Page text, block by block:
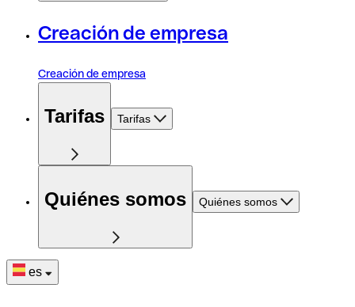
Creación de empresa
Creación de empresa
Tarifas Tarifas
Quiénes somos Quiénes somos
es